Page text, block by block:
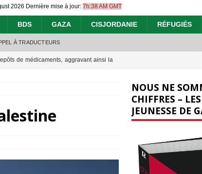
2026 Dernière mise à jour: 7h:38 AM GMT
BDS GAZA CISJORDANIE RÉFUGIÉS
À TRADUCTEURS
de médicaments, aggravant ainsi la
» à Gaza et la propagande occidentale
delà des chiffres
à Gaza
[ 8 août 2026 ]
NOUS NE
CHIFFRES –
JEUNESSE DE